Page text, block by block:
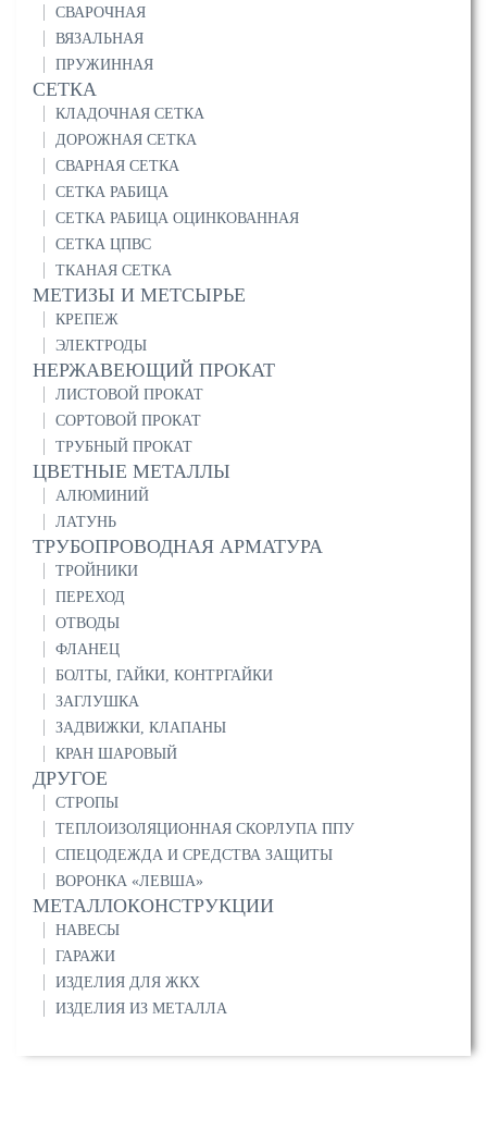
СВАРОЧНАЯ
ВЯЗАЛЬНАЯ
ПРУЖИННАЯ
СЕТКА
КЛАДОЧНАЯ СЕТКА
ДОРОЖНАЯ СЕТКА
СВАРНАЯ СЕТКА
СЕТКА РАБИЦА
СЕТКА РАБИЦА ОЦИНКОВАННАЯ
СЕТКА ЦПВС
ТКАНАЯ СЕТКА
МЕТИЗЫ И МЕТСЫРЬЕ
КРЕПЕЖ
ЭЛЕКТРОДЫ
НЕРЖАВЕЮЩИЙ ПРОКАТ
ЛИСТОВОЙ ПРОКАТ
СОРТОВОЙ ПРОКАТ
ТРУБНЫЙ ПРОКАТ
ЦВЕТНЫЕ МЕТАЛЛЫ
АЛЮМИНИЙ
ЛАТУНЬ
ТРУБОПРОВОДНАЯ АРМАТУРА
ТРОЙНИКИ
ПЕРЕХОД
ОТВОДЫ
ФЛАНЕЦ
БОЛТЫ, ГАЙКИ, КОНТРГАЙКИ
ЗАГЛУШКА
ЗАДВИЖКИ, КЛАПАНЫ
КРАН ШАРОВЫЙ
ДРУГОЕ
СТРОПЫ
ТЕПЛОИЗОЛЯЦИОННАЯ СКОРЛУПА ППУ
СПЕЦОДЕЖДА И СРЕДСТВА ЗАЩИТЫ
ВОРОНКА «ЛЕВША»
МЕТАЛЛОКОНСТРУКЦИИ
НАВЕСЫ
ГАРАЖИ
ИЗДЕЛИЯ ДЛЯ ЖКХ
ИЗДЕЛИЯ ИЗ МЕТАЛЛА